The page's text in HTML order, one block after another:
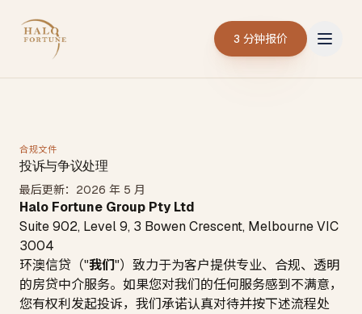
3 分钟报价
合规文件
投诉与争议处理
最后更新：2026 年 5 月
Halo Fortune Group Pty Ltd
Suite 902, Level 9, 3 Bowen Crescent, Melbourne VIC
3004
环澳信贷 （"我们"）致力于为客户提供专业、合规、透明
的房贷中介服务。如果您对我们的任何服务感到不满意，
您有权利发起投诉，我们承诺认真对待并按下述流程处